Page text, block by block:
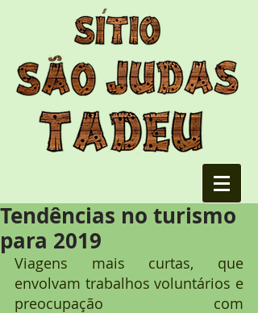
Tendências no turismo
para 2019
Viagens mais curtas, que
envolvam trabalhos voluntários e
preocupação com